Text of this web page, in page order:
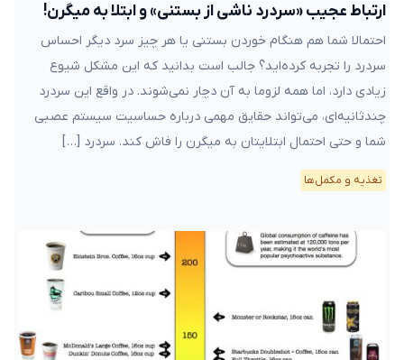
ارتباط عجیب «سردرد ناشی از بستنی» و ابتلا به میگرن!
احتمالا شما هم هنگام خوردن بستنی یا هر چیز سرد دیگر احساس
سردرد را تجربه کرده‌اید؟ جالب است بدانید که این مشکل شیوع
زیادی دارد، اما همه لزوما به آن دچار نمی‌شوند. در واقع این سردرد
چندثانیه‌ای، می‌تواند حقایق مهمی درباره حساسیت سیستم عصبی
شما و حتی احتمال ابتلایتان به میگرن را فاش کند. سردرد […]
تغذیه و مکمل‌ها